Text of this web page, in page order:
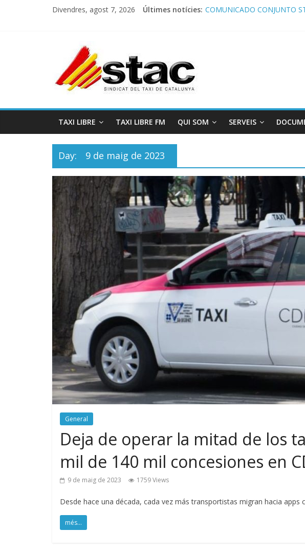
Divendres, agost 7, 2026 Últimes notícies: COMUNICADO CONJUNTO
TAXI LIBRE TAXI LIBRE FM QUI SOM SERVEIS
Day: 9 de maig de 2023
General
Deja de operar la mitad de los
mil de 140 mil concesiones en
9 de maig de 2023 1759 Views
Desde hace una década, cada vez más transportistas migran hacia
més...